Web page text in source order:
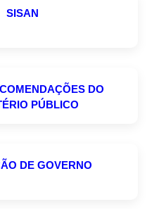
SISAN
DO
PÚBLICO
DE GOVERNO